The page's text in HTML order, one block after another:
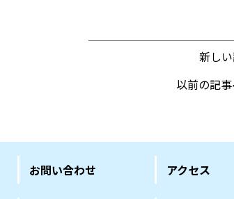
新し
以前の記
お問い合わせ アクセス